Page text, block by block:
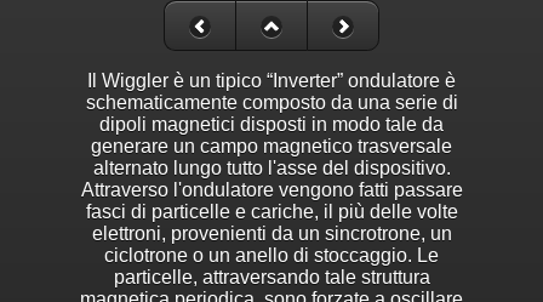
Il Wiggler è un tipico “Inverter” ondulatore è
schematicamente composto da una serie di
dipoli magnetici disposti in modo tale da
generare un campo magnetico trasversale
alternato lungo tutto l'asse del dispositivo.
Attraverso l'ondulatore vengono fatti passare
fasci di particelle e cariche, il più delle volte
elettroni, provenienti da un sincrotrone, un
ciclotrone o un anello di stoccaggio. Le
particelle, attraversando tale struttura